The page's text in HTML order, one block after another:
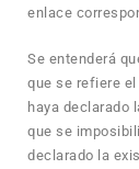
enlace
Se entenderá
que se refiere
haya declarado
que se
declarado la